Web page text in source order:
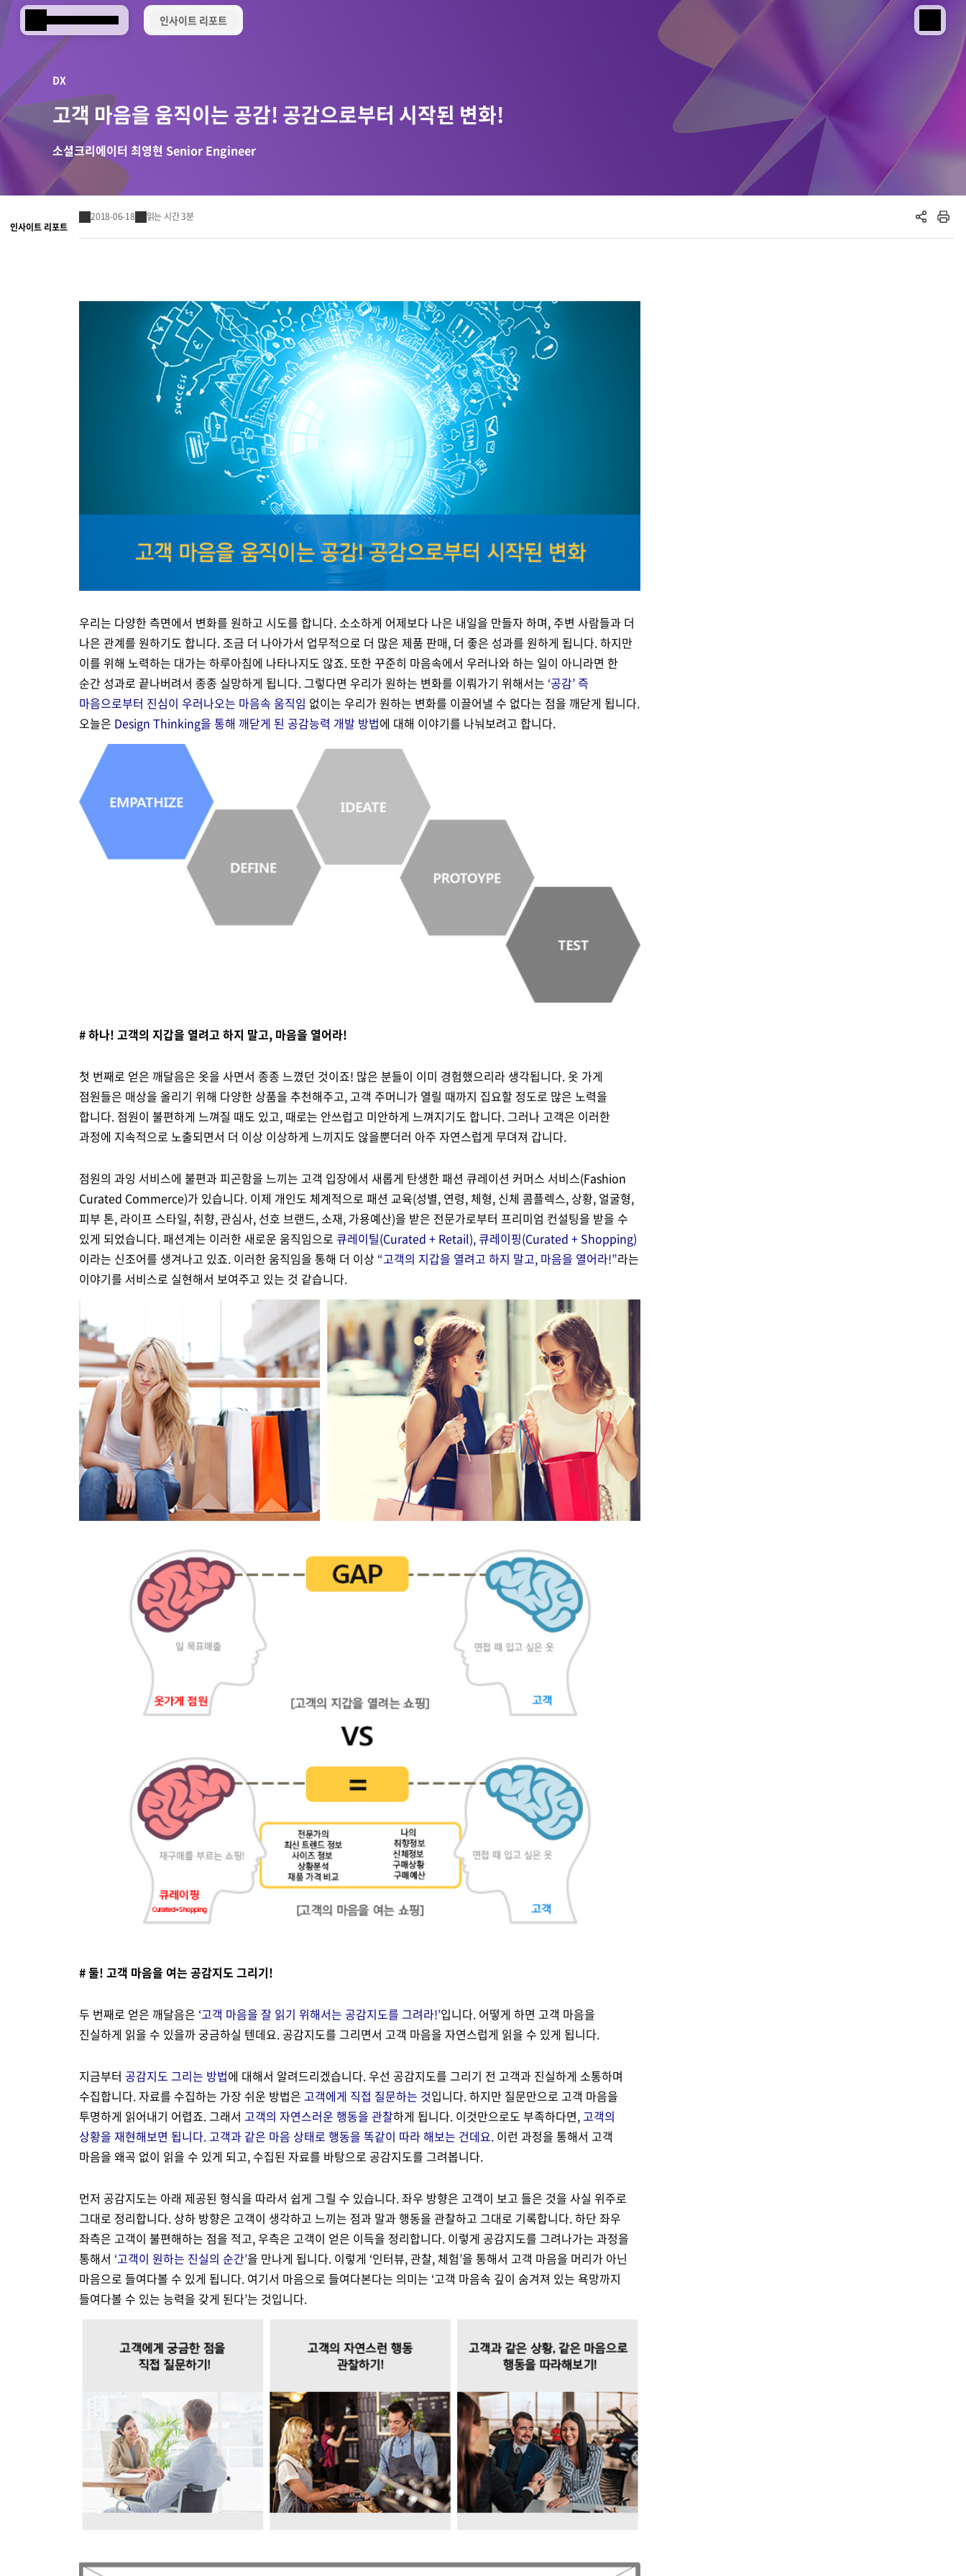
Samsung SDS 인사이트 리포트
생성형 AI
AI 업무혁신
데이터 분석
Samsung Cloud Platform
매니지드 서비스
클라우드 보안
데이터센터/네트워크
GDC (Global Development Center)
협업 & 생산성
Brity Automation
업무 자동화
엔터프라이즈 애플리케이션
디지털 전환 서비스
디지털 전환 진단
디지털 전환 컨설팅
CX 이노베이션
디지털 금융
디지털 헬스
CogniX
AI Agent 기반 SW 개발 플랫폼
Anyframe
개발 프레임워크
디지털 물류 혁신 스토리
글로벌 공급망
글로벌 물류 거점
비전
CEO 소개
연혁
사업장 소개
Awards & Recognition
재무정보
IR 행사 & 실적발표
주주총회
공시 및 알림
ESG 경영체계
환경/에너지 경영
인권경영
사회공헌
동반성장
윤리 & 준법경영
디지털 책임
보고서 & 정책
이슈와 팩트
미디어 갤러리
DX
고객 마음을 움직이는 공감! 공감으로부터 시작된 변화!
소셜크리에이터 최영현 Senior Engineer
인사이트 리포트
2018-06-18 읽는 시간 3분 공유하기인쇄하기
우리는 다양한 측면에서 변화를 원하고 시도를 합니다. 소소하게 어제보다 나은 내일을 만들자 하며, 주변 사람들과 더
나은 관계를 원하기도 합니다. 조금 더 나아가서 업무적으로 더 많은 제품 판매, 더 좋은 성과를 원하게 됩니다. 하지만
이를 위해 노력하는 대가는 하루아침에 나타나지도 않죠. 또한 꾸준히 마음속에서 우러나와 하는 일이 아니라면 한
순간 성과로 끝나버려서 종종 실망하게 됩니다. 그렇다면 우리가 원하는 변화를 이뤄가기 위해서는 ‘공감’ 즉
마음으로부터 진심이 우러나오는 마음속 움직임 없이는 우리가 원하는 변화를 이끌어낼 수 없다는 점을 깨닫게 됩니다.
오늘은 Design Thinking을 통해 깨닫게 된 공감능력 개발 방법에 대해 이야기를 나눠보려고 합니다.
# 하나! 고객의 지갑을 열려고 하지 말고, 마음을 열어라!
첫 번째로 얻은 깨달음은 옷을 사면서 종종 느꼈던 것이죠! 많은 분들이 이미 경험했으리라 생각됩니다. 옷 가게
점원들은 매상을 올리기 위해 다양한 상품을 추천해주고, 고객 주머니가 열릴 때까지 집요할 정도로 많은 노력을
합니다. 점원이 불편하게 느껴질 때도 있고, 때로는 안쓰럽고 미안하게 느껴지기도 합니다. 그러나 고객은 이러한
과정에 지속적으로 노출되면서 더 이상 이상하게 느끼지도 않을뿐더러 아주 자연스럽게 무뎌져 갑니다.
점원의 과잉 서비스에 불편과 피곤함을 느끼는 고객 입장에서 새롭게 탄생한 패션 큐레이션 커머스 서비스(Fashion
Curated Commerce)가 있습니다. 이제 개인도 체계적으로 패션 교육(성별, 연령, 체형, 신체 콤플렉스, 상황, 얼굴형,
피부 톤, 라이프 스타일, 취향, 관심사, 선호 브랜드, 소재, 가용예산)을 받은 전문가로부터 프리미엄 컨설팅을 받을 수
있게 되었습니다. 패션계는 이러한 새로운 움직임으로 큐레이틸(Curated + Retail), 큐레이핑(Curated + Shopping)
이라는 신조어를 생겨나고 있죠. 이러한 움직임을 통해 더 이상 “고객의 지갑을 열려고 하지 말고, 마음을 열어라!”라는
이야기를 서비스로 실현해서 보여주고 있는 것 같습니다.
# 둘! 고객 마음을 여는 공감지도 그리기!
두 번째로 얻은 깨달음은 ‘고객 마음을 잘 읽기 위해서는 공감지도를 그려라!’입니다. 어떻게 하면 고객 마음을
진실하게 읽을 수 있을까 궁금하실 텐데요. 공감지도를 그리면서 고객 마음을 자연스럽게 읽을 수 있게 됩니다.
지금부터 공감지도 그리는 방법에 대해서 알려드리겠습니다. 우선 공감지도를 그리기 전 고객과 진실하게 소통하며
수집합니다. 자료를 수집하는 가장 쉬운 방법은 고객에게 직접 질문하는 것입니다. 하지만 질문만으로 고객 마음을
투명하게 읽어내기 어렵죠. 그래서 고객의 자연스러운 행동을 관찰하게 됩니다. 이것만으로도 부족하다면, 고객의
상황을 재현해보면 됩니다. 고객과 같은 마음 상태로 행동을 똑같이 따라 해보는 건데요. 이런 과정을 통해서 고객
마음을 왜곡 없이 읽을 수 있게 되고, 수집된 자료를 바탕으로 공감지도를 그려봅니다.
먼저 공감지도는 아래 제공된 형식을 따라서 쉽게 그릴 수 있습니다. 좌우 방향은 고객이 보고 들은 것을 사실 위주로
그대로 정리합니다. 상하 방향은 고객이 생각하고 느끼는 점과 말과 행동을 관찰하고 그대로 기록합니다. 하단 좌우
좌측은 고객이 불편해하는 점을 적고, 우측은 고객이 얻은 이득을 정리합니다. 이렇게 공감지도를 그려나가는 과정을
통해서 ‘고객이 원하는 진실의 순간’을 만나게 됩니다. 이렇게 ‘인터뷰, 관찰, 체험’을 통해서 고객 마음을 머리가 아닌
마음으로 들여다볼 수 있게 됩니다. 여기서 마음으로 들여다본다는 의미는 ‘고객 마음속 깊이 숨겨져 있는 욕망까지
들여다볼 수 있는 능력을 갖게 된다’는 것입니다.